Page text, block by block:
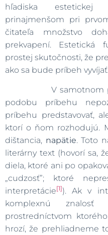
hľadiska
prinajmenšom pri
čitateľa množstvo
prekvapení. Estetická
prostej skutočnosti, že
ako sa bude príbeh
V samotnom
podobu príbehu
príbehu predstavovať,
ktorí o ňom rozhodujú.
dištancia, napätie. Toto
literárny text (hovorí sa,
diela, ktoré ani po
„cudzosť”; ktoré
interpretácie[1]). Ak v
komplexnú
prostredníctvom
hrozí, že prehliadneme